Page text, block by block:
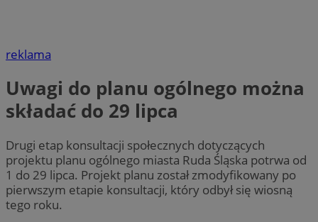
reklama
Uwagi do planu ogólnego można
składać do 29 lipca
Drugi etap konsultacji społecznych dotyczących
projektu planu ogólnego miasta Ruda Śląska potrwa od
1 do 29 lipca. Projekt planu został zmodyfikowany po
pierwszym etapie konsultacji, który odbył się wiosną
tego roku.